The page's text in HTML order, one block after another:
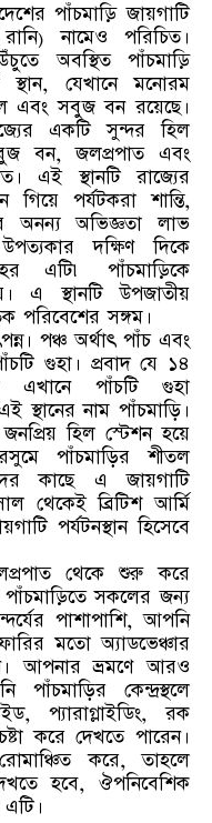
পাঁচমাড়ি জায়গাটি
নামেও পরিচিত।
অবস্থিত পাঁচমাড়ি
স্থান, যেখানে মনোরম
এবং সবুজ বন রয়েছে।
একটি সুন্দর হিল
বন, জলপ্রপাত এবং
এই স্থানটি রাজ্যের
গিয়ে পর্যটকরা শান্তি,
অনন্য অভিজ্ঞতা লাভ
দক্ষিণ দিকে
এটি৷ পাঁচমাড়িকে
এ স্থানটি উপজাতীয়
পরিবেশের সঙ্গম।
পঞ্চ অর্থাৎ পাঁচ এবং
গুহা। প্রবাদ যে ১৪
এখানে পাঁচটি গুহা
স্থানের নাম পাঁচমাড়ি।
হিল স্টেশন হয়ে
পাঁচমাড়ির শীতল
কাছে এ জায়গাটি
থেকেই ব্রিটিশ আর্মি
পর্যটনস্থান হিসেবে
থেকে শুরু করে
পাঁচমাড়িতে সকলের জন্য
পাশাপাশি, আপনি
মতো অ্যাডভেঞ্চার
আপনার ভ্রমণে আরও
কেন্দ্রস্থলে
প্যারাগ্লাইডিং, রক
করে দেখতে পারেন।
করে, তাহলে
হবে, ঔপনিবেশিক